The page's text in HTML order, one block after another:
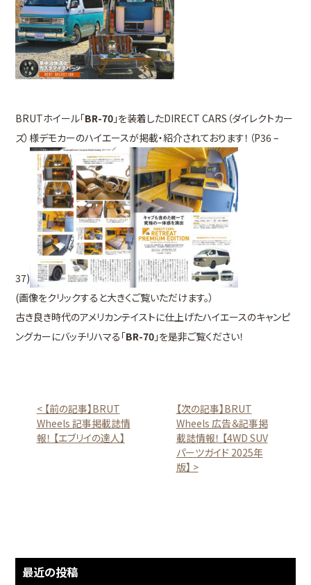
BRUTホイール「BR-70 」を装着したDIRECT CARS（ダイレクトカー
ズ）様デモカーのハイエースが掲載・紹介されております！（P36 –
37)
(画像をクリックすると大きくご覧いただけます。）
古き良き時代のアメリカンテイストに仕上げたハイエースのキャンピ
ングカーにバッチリハマる「BR-70 」を是非ご覧ください！
< 【前の記事】BRUT
Wheels 記事掲載誌情
報！ 【エブリイの達人】
【次の記事】BRUT
Wheels 広告＆記事掲
載誌情報！ 【4WD SUV
パーツガイド 2025年
版】 >
最近の投稿